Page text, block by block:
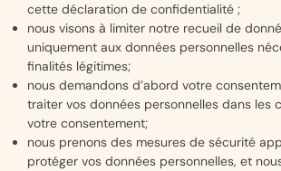
cette déclaration de confidentialité ;
nous visons à limiter notre recueil de
uniquement aux données personnelles
finalités légitimes;
nous demandons d’abord votre
traiter vos données personnelles dans les
votre consentement;
nous prenons des mesures de sécurité
protéger vos données personnelles, et